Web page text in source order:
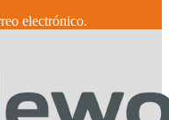
electrónico.